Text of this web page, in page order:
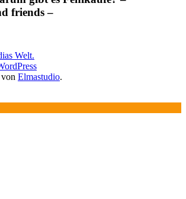
friends –
Welt.
Elmastudio.